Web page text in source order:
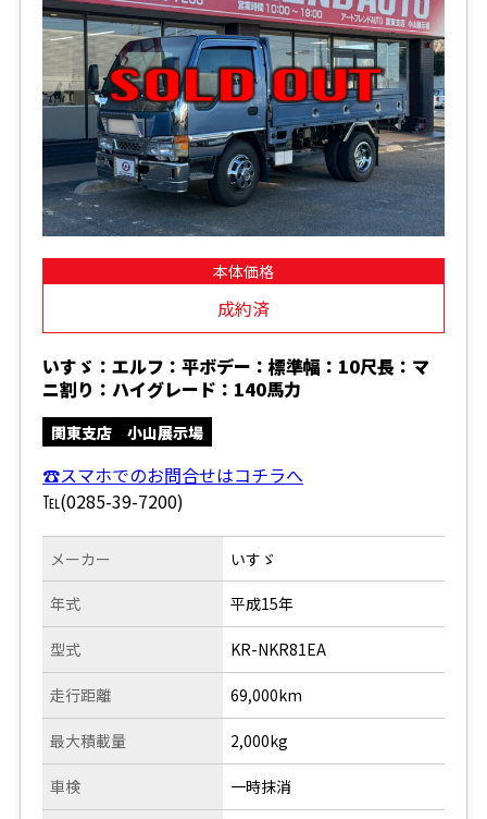
本体価格
成約済
いすゞ：エルフ：平ボデー：標準幅：10尺長：マ
ニ割り：ハイグレード：140馬力
関東支店 小山展示場
☎スマホでのお問合せはコチラへ
℡(0285-39-7200)
メーカー
年式
型式
走行距離
いすゞ
平成15年
KR-NKR81EA
69,000km
最大積載量
車検
2,000kg
一時抹消